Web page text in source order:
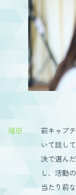
福田
前キャプ
いて話し
決で選ん
し、活動
当たり前